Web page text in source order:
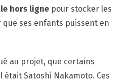
hors ligne pour stocker les
ses enfants puissent en
au projet, que certains
était Satoshi Nakamoto. Ces